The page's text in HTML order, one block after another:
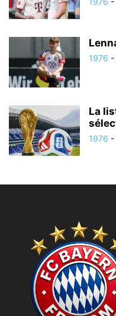
1976 -
La
1976 -